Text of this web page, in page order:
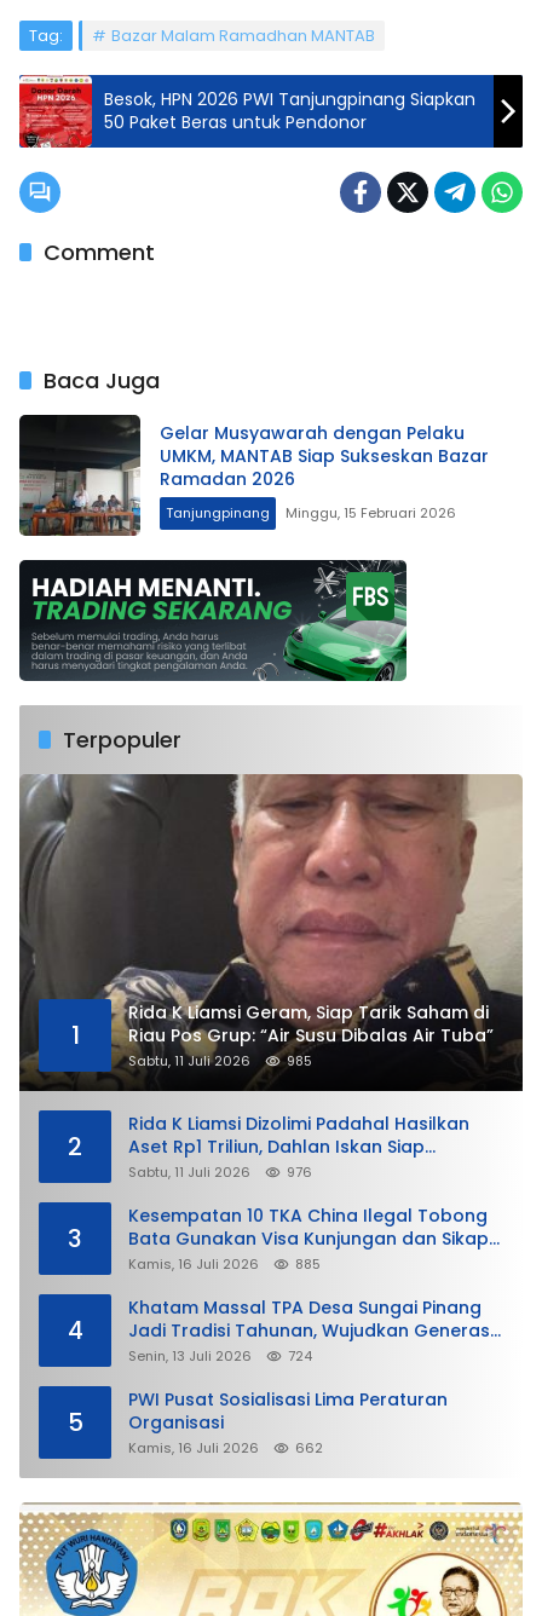
Tag: Bazar Malam Ramadhan MANTAB
Besok, HPN 2026 PWI Tanjungpinang Siapkan
50 Paket Beras untuk Pendonor
Comment
Baca Juga
Gelar Musyawarah dengan Pelaku
UMKM, MANTAB Siap Sukseskan Bazar
Ramadan 2026
Tanjungpinang Minggu, 15 Februari 2026
Terpopuler
1
Rida K Liamsi Geram, Siap Tarik Saham di
Riau Pos Grup: “Air Susu Dibalas Air Tuba”
Sabtu, 11 Juli 2026 985
2
Rida K Liamsi Dizolimi Padahal Hasilkan
Aset Rp1 Triliun, Dahlan Iskan Siap
Membela
Sabtu, 11 Juli 2026 976
3
Kesempatan 10 TKA China Ilegal Tobong
Bata Gunakan Visa Kunjungan dan Sikap
Lunak Ditjen Imigrasi Kepri?
Kamis, 16 Juli 2026 885
4
Khatam Massal TPA Desa Sungai Pinang
Jadi Tradisi Tahunan, Wujudkan Generasi
Qurani
Senin, 13 Juli 2026 724
5
PWI Pusat Sosialisasi Lima Peraturan
Organisasi
Kamis, 16 Juli 2026 662